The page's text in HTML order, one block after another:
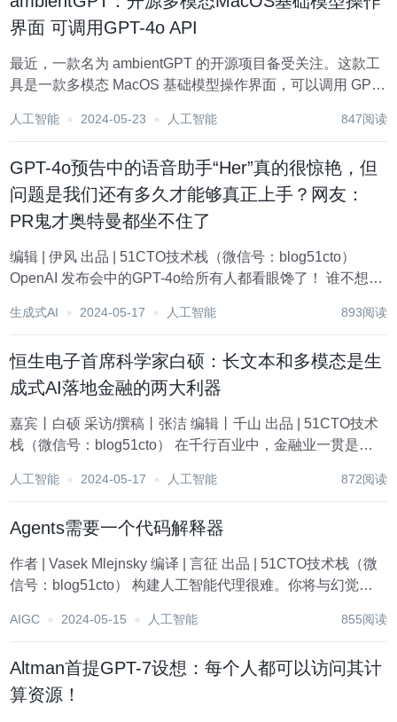
界面 可调用GPT-4o API
最近，一款名为 ambientGPT 的开源项目备受关注。这款工
具是一款多模态 MacOS 基础模型操作界面，可以调用 GPT-
而不需要截图。它的本地模型是基于 Apple 的 MLX 库，技
人工智能 2024-05-23 人工智能 847阅读
GPT-4o预告中的语音助手“Her”真的很惊艳，但
问题是我们还有多久才能够真正上手？网友：
PR鬼才奥特曼都坐不住了
编辑 | 伊风 出品 | 51CTO技术栈（微信号：blog51cto）
OpenAI 发布会中的GPT-4o给所有人都看眼馋了！ 谁不想第
展示了自己的“magic”：高超的语音理...
生成式AI 2024-05-17 人工智能 893阅读
恒生电子首席科学家白硕：长文本和多模态是生
成式AI落地金融的两大利器
嘉宾丨白硕 采访/撰稿丨张洁 编辑丨千山 出品 | 51CTO技术
栈（微信号：blog51cto） 在千行百业中，金融业一贯是新
AI化的探索上，都走在了前列。因此，金融业也被视为生成
人工智能 2024-05-17 人工智能 872阅读
Agents需要一个代码解释器
作者 | Vasek Mlejnsky 编译 | 言征 出品 | 51CTO技术栈（微
信号：blog51cto） 构建人工智能代理很难。你将与幻觉作
不过，方法也不难，其中一种就是赋予代理代码执行...
AIGC 2024-05-15 人工智能 855阅读
Altman首提GPT-7设想：每个人都可以访问其计
算资源！